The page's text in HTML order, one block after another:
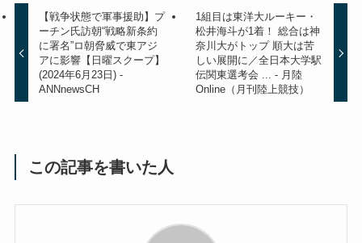
【戦争状態で軍事援助】プ
ーチン氏訪朝“戦略新条約
に署名”ロ朝脅威で東アジ
アに影響【日曜スクープ】
(2024年6月23日) -
ANNnewsCH
1組目は東洋大ルーキー・
松井海斗が1着！ 総合は神
奈川大がトップ 順大は苦
しい展開に／全日本大学駅
伝関東選考会 ... - 月陸
Online（月刊陸上競技）
この記事を書いた人